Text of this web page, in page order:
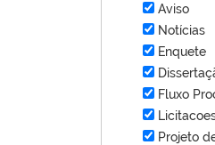
Aviso
Notícias
Enquete
Fluxo
Projeto